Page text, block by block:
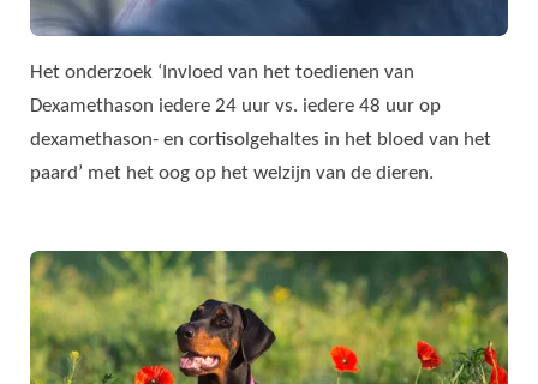
Het onderzoek ‘Invloed van het toedienen van
Dexamethason iedere 24 uur vs. iedere 48 uur op
dexamethason- en cortisolgehaltes in het bloed van het
paard’ met het oog op het welzijn van de dieren.